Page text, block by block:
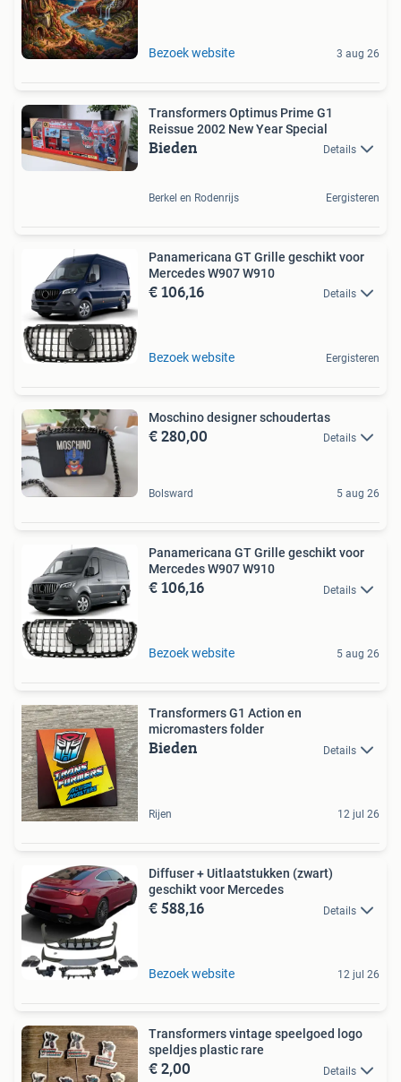
Bezoek website 3 aug 26
Transformers Optimus Prime G1
Reissue 2002 New Year Special
Bieden Details
Berkel en Rodenrijs Eergisteren
Panamericana GT Grille geschikt voor
Mercedes W907 W910
€ 106,16 Details
Bezoek website Eergisteren
Moschino designer schoudertas
€ 280,00 Details
Bolsward 5 aug 26
Panamericana GT Grille geschikt voor
Mercedes W907 W910
€ 106,16 Details
Bezoek website 5 aug 26
Transformers G1 Action en
micromasters folder
Bieden Details
Rijen 12 jul 26
Diffuser + Uitlaatstukken (zwart)
geschikt voor Mercedes
€ 588,16 Details
Bezoek website 12 jul 26
Transformers vintage speelgoed logo
speldjes plastic rare
€ 2,00 Details